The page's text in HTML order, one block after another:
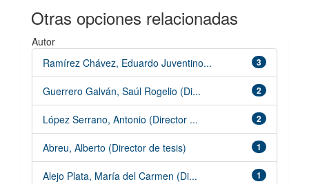
Otras opciones relacionadas
Autor
3
Ramírez Chávez, Eduardo Juventino...
2
Guerrero Galván, Saúl Rogelio (Di...
2
López Serrano, Antonio (Director ...
1
Abreu, Alberto (Director de tesis)
1
Alejo Plata, María del Carmen (Di...